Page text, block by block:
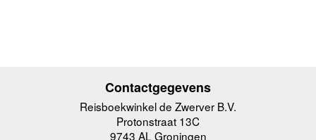
Contactgegevens
Reisboekwinkel de Zwerver B.V.
Protonstraat 13C
9743 AL Groningen